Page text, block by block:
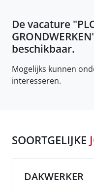
De vacature "
GRONDWERKEN
beschikbaar.
Mogelijks kunnen
interesseren.
SOORTGELIJKE
DAKWERKER